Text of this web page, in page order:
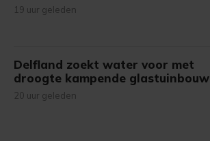
19 uur geleden
Delfland zoekt water voor met
droogte kampende glastuinbouw
20 uur geleden